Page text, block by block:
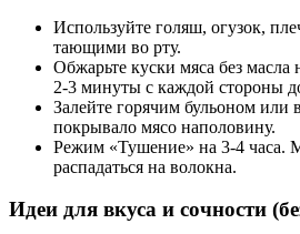
Используйте голяш, огузок,
тающими во рту.
Обжарьте куски мяса без
2-3 минуты с каждой стороны
Залейте горячим бульоном или
покрывало мясо наполовину.
Режим «Тушение» на 3-4 часа.
распадаться на волокна.
Идеи для вкуса и сочности